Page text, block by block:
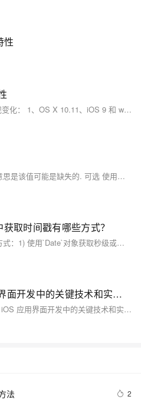
性
1、Swift 2.0 带来哪些新变化 常规变化： 1、OS X 10.11、iOS 9 和 watchOS 2 SDK 采纳了一些 Objective-C 的特性用来提高 Swift 的编程体验, 如可空性、类型化集合和一些别的特性。
var a? 此处的a就是个可选值，意思是该值可能是缺失的. 可选 使用可选（optionals）来处理值可能缺失的情况。可选表示： -有值，等于 x 或者 没有值 注意：C 和 Objective-C 中并没有可选这个概念。
取时间戳有哪些方式？
在Swift中获取时间戳有四种常见方式：1) 使用`Date`对象获取秒级或毫秒级时间戳；2) 通过`CFAbsoluteTimeGetCurrent`获取Core Foundation的秒数，需转换为Unix时间戳；3) 使用`DispatchTime.now()`获取纳秒级精度的调度时间点；4) `ProcessInfo`提供设备启动后的秒数，不表示绝对时间。不同方法适用于不同的精度和场景需求。
Swift 与 UIKit 在 iOS 应用界面开发中的关键技术和实践方法
本文深入探讨了 Swift 与 UIKit 在 iOS 应用界面开发中的关键技术和实践方法。Swift 以其简洁、高效和类型安全的特点，结合 UIKit 丰富的组件和功能，为开发者提供了强大的工具。文章从 Swift 的语法优势、类型安全、编程模型以及与 UIKit 的集成，到 UIKit 的主要组件和功能，再到构建界面的实践技巧和实际案例分析，全面介绍了如何利用这些技术创建高质量的用户界面。
法 2